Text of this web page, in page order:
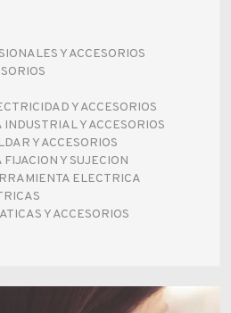
Y ACCESORIOS
Y ACCESORIOS
Y ACCESORIOS
Y ACCESORIOS
Y SUJECION
ELECTRICA
Y ACCESORIOS